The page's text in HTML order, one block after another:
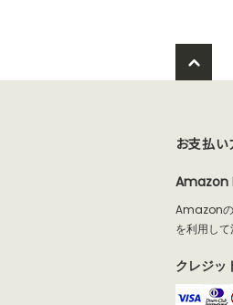
お支払い
Amazon
Amazonの
を利用して
クレジッ